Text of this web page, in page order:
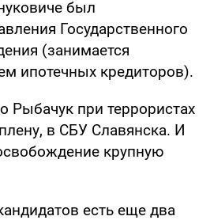
был
Государственного
(занимается
ипотечных кредиторов).
Рыбачук при террористах
в СБУ Славянска. И
крупную
есть еще два